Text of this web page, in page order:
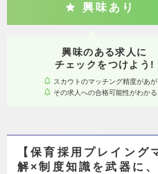
興味あり
興味のある求人に
チェックをつけよう!
スカウトのマッチング精度があが
その求人への合格可能性がわかる!
【保育採用プレイング
解×制度知識を武器に